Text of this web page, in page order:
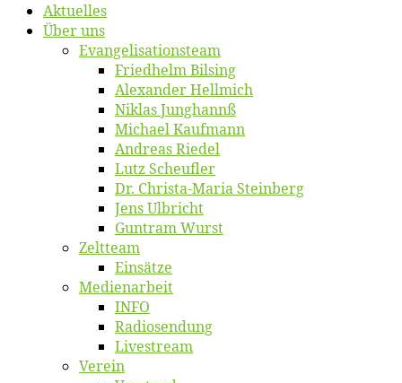
Ak­tu­el­les
Über uns
Evangelisa­tions­team
Fried­helm Bilsing
Alex­an­der Hellmich
Ni­klas Junghannß
Mi­cha­el Kaufmann
An­dre­as Riedel
Lutz Scheuf­ler
Dr. Chris­­ta-Ma­ria Steinberg
Jens Ulb­richt
Gun­tram Wurst
Zelt­team
Ein­sät­ze
Me­di­en­ar­beit
INFO
Ra­dio­sen­dung
Live­stream
Ver­ein